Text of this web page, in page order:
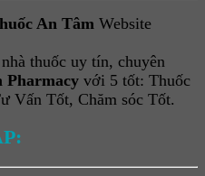
An Tâm Website
thuốc uy tín, chuyên
Pharmacy với 5 tốt: Thuốc
Vấn Tốt, Chăm sóc Tốt.